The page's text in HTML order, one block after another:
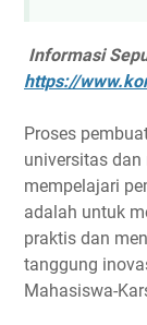
Informasi
https://
Proses
universitas
mempelajari
adalah untuk
praktis dan
tanggung
Mahasiswa-